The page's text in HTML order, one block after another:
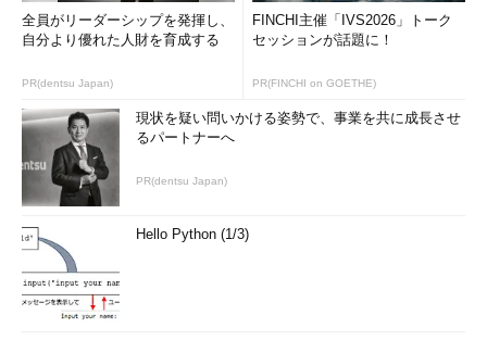
全員がリーダーシップを発揮し、
自分より優れた人財を育成する
PR(dentsu Japan)
FINCHI主催「IVS2026」トーク
セッションが話題に！
PR(FINCHI on GOETHE)
現状を疑い問いかける姿勢で、事業を共に成長させ
るパートナーへ
PR(dentsu Japan)
Hello Python (1/3)